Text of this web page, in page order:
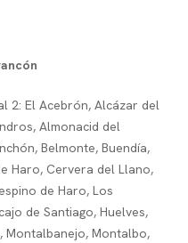
2: El Acebrón, Alcázar del
Almonacid del
Belmonte, Buendía,
Haro, Cervera del Llano,
de Haro, Los
de Santiago, Huelves,
Montalbanejo, Montalbo,